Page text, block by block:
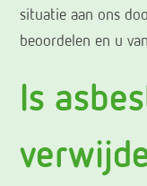
situatie aan ons
beoordelen en u
Is